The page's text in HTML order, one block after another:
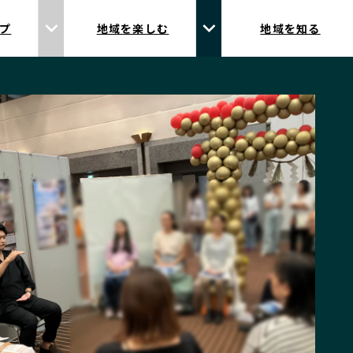
地域を楽しむ 地域を知る